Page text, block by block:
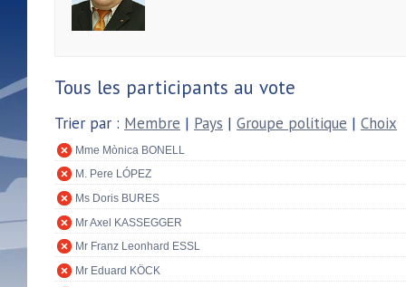
Tous les participants au vote
Trier par : Membre | Pays | Groupe politique | Choix
Mme Mònica BONELL
M. Pere LÓPEZ
Ms Doris BURES
Mr Axel KASSEGGER
Mr Franz Leonhard ESSL
Mr Eduard KÖCK